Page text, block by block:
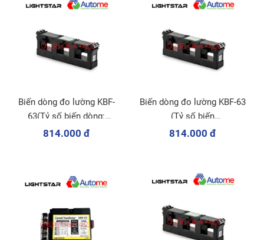
Biến dòng đo lường KBF-
63(Tỷ số biến dòng:
300/5A)
814.000 đ
Biến dòng đo lường KBF-63
(Tỷ số biến
dòng:400/5A;450/5A;500/
814.000 đ